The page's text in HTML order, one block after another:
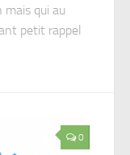
mais qui au
petit rappel
0